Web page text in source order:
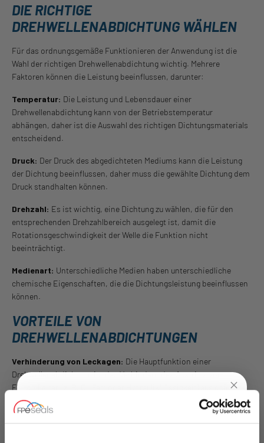
DIE RICHTIGE
DREHWELLENABDICHTUNG WÄHLEN
Für das ordnungsgemäße Funktionieren der Anwendung ist die
Wahl der richtigen Drehwellenabdichtung wichtig. Mehrere
Faktoren können die Leistung beeinflussen, darunter:
Temperatur: Die Leistung und Lebensdauer einer
Drehwellenabdichtung kann von der Betriebstemperatur
abhängen, daher ist die Auswahl des richtigen Dichtungsmaterials
entscheidend.
Druck: Der Druck des abgedichteten Mediums kann die Leistung
der Dichtung beeinflussen, daher muss die gewählte Dichtung dem
Druck standhalten können.
Drehzahl: Es ist wichtig, eine Dichtung zu wählen, die für den
entsprechenden Drehzahlbereich ausgelegt ist, damit die
Rotationsgeschwindigkeit der Welle die Funktion nicht
beeinträchtigt.
Medienart: Unterschiedliche Medien haben unterschiedliche
chemische Eigenschaften, die die Dichtungsleistung beeinflussen
können.
VORTEILE VON
DREHWELLENABDICHTUNGEN
Verhinderung von Leckagen: Die Hauptfunktion einer
Drehwellenabdichtung ist das Verhindern des Austritts von
Flüssigkeiten (z. B. Öl, Fett oder Hydraulikflüssigkeit) aus dem
Gehäuse oder der Kammer, in der die Welle rotiert. Durch effektives
Abdichten der Lücke zwischen rotierender Welle und stationärem
Gehäuse bleibt das Medium im System, was Verschwendung und
UNLOCK10% OFF